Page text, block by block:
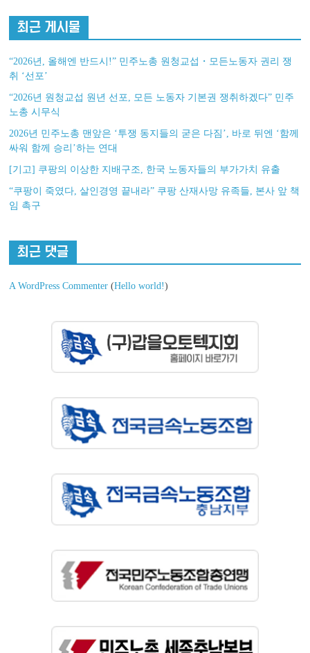
최근 게시물
“2026년, 올해엔 반드시!” 민주노총 원청교섭・모든노동자 권리 쟁
취 ‘선포’
“2026년 원청교섭 원년 선포, 모든 노동자 기본권 쟁취하겠다” 민주
노총 시무식
2026년 민주노총 맨앞은 ‘투쟁 동지들의 굳은 다짐’, 바로 뒤엔 ‘함께
싸워 함께 승리’하는 연대
[기고] 쿠팡의 이상한 지배구조, 한국 노동자들의 부가가치 유출
“쿠팡이 죽였다, 살인경영 끝내라” 쿠팡 산재사망 유족들, 본사 앞 책
임 촉구
최근 댓글
A WordPress Commenter (Hello world!)